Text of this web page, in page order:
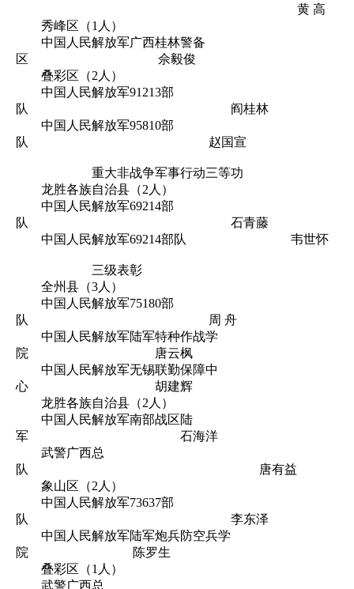
黄 高
秀峰区（1人）
中国人民解放军广西桂林警备
区 佘毅俊
叠彩区（2人）
中国人民解放军91213部
队 阎桂林
中国人民解放军95810部
队 赵国宣
重大非战争军事行动三等功
龙胜各族自治县（2人）
中国人民解放军69214部
队 石青藤
中国人民解放军69214部队 韦世怀
三级表彰
全州县（3人）
中国人民解放军75180部
队 周 舟
中国人民解放军陆军特种作战学
院 唐云枫
中国人民解放军无锡联勤保障中
心 胡建辉
龙胜各族自治县（2人）
中国人民解放军南部战区陆
军 石海洋
武警广西总
队 唐有益
象山区（2人）
中国人民解放军73637部
队 李东泽
中国人民解放军陆军炮兵防空兵学
院 陈罗生
叠彩区（1人）
武警广西总